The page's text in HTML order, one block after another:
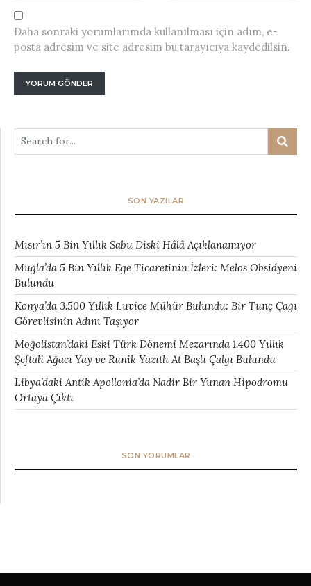
Daha sonraki yorumlarımda kullanılması için adım, e-
posta adresim ve site adresim bu tarayıcıya kaydedilsin.
SON YAZILAR
Mısır’ın 5 Bin Yıllık Sabu Diski Hâlâ Açıklanamıyor
Muğla’da 5 Bin Yıllık Ege Ticaretinin İzleri: Melos Obsidyeni
Bulundu
Konya’da 3.500 Yıllık Luvice Mühür Bulundu: Bir Tunç Çağı
Görevlisinin Adını Taşıyor
Moğolistan’daki Eski Türk Dönemi Mezarında 1.400 Yıllık
Şeftali Ağacı Yay ve Runik Yazıtlı At Başlı Çalgı Bulundu
Libya’daki Antik Apollonia’da Nadir Bir Yunan Hipodromu
Ortaya Çıktı
SON YORUMLAR